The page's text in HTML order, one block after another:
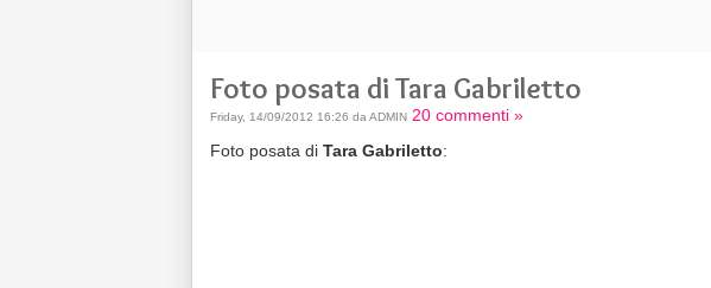
Foto posata di Tara Gabriletto
Friday, 14/09/2012 16:26 da ADMIN 20 commenti »
Foto posata di Tara Gabriletto: